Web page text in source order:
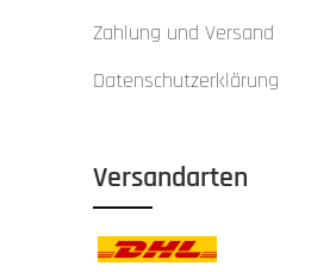
Zahlung und Versand
Datenschutzerklärung
Versandarten